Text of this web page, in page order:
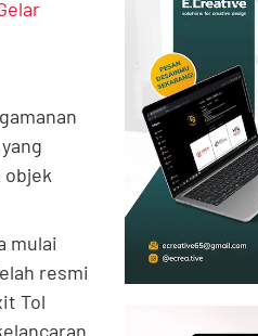
objek
mulai
resmi
Tol